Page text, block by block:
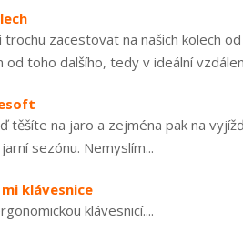
zacestovat na našich kolech
od toho dalšího, tedy v ideální
těšíte na jaro a zejména pak na
sezónu. Nemyslím...
klávesnice
klávesnicí....